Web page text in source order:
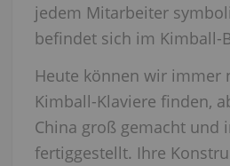
jedem Mitarbeiter
befindet sich im Kimball-
Heute können wir immer
Kimball-Klaviere finden,
China groß gemacht und
fertiggestellt. Ihre